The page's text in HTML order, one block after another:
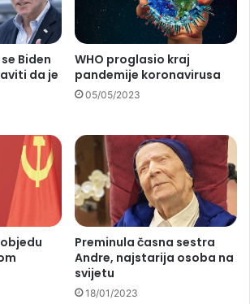
Biden
da je
WHO proglasio kraj
pandemije koronavirusa
05/05/2023
Preminula časna sestra
Andre, najstarija osoba na
svijetu
18/01/2023